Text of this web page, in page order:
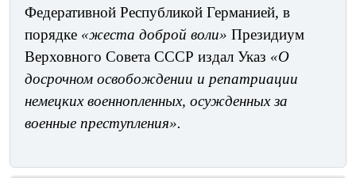
Федеративной Республикой Германией, в
порядке «жеста доброй воли» Президиум
Верховного Совета СССР издал Указ «О
досрочном освобождении и репатриации
немецких военнопленных, осужденных за
военные преступления».